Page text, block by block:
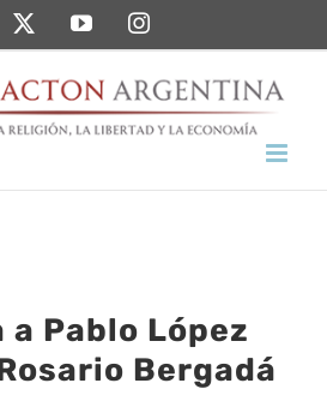
TwitterYouTubeInstagram
a Pablo López
Bergadá